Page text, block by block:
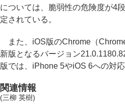
については、脆弱性の危険度が4
定されている。
また、iOS版のChrome（
新版となるバージョン
版では、iPhone 5やiOS 6への対応
関連情報
(三柳 英樹)